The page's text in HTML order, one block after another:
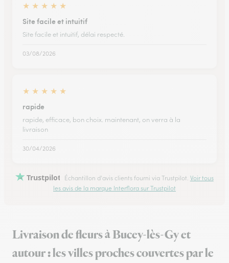
★ ★ ★ ★ ★
Site facile et intuitif
Site facile et intuitif, délai respecté.
03/08/2026
★ ★ ★ ★ ★
rapide
rapide, efficace, bon choix. maintenant, on verra à la
livraison
30/04/2026
Trustpilot Échantillon d'avis clients fourni via Trustpilot. Voir tous
les avis de la marque Interflora sur Trustpilot
Livraison de fleurs à Bucey-lès-Gy et
autour : les villes proches couvertes par le